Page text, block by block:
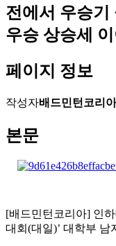
전에서 우승기
우승 상승세
페이지 정보
작성자배드민턴코리아
본문
[배드민턴코리아] 인
대회 (대일)’ 대학부 남